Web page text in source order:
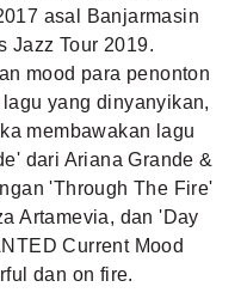
asal Banjarmasin
Jazz Tour 2019.
mood para penonton
yang dinyanyikan,
membawakan lagu
dari Ariana Grande &
'Through The Fire'
Artamevia, dan 'Day
Current Mood
dan on fire.